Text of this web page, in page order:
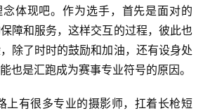
念体现吧。作为选手，首先是面对的
障和服务，这样交互的过程，彼此也
除了时时的鼓励和加油，还有设身处
也是汇跑成为赛事专业符号的原因。
上有很多专业的摄影师，扛着长枪短